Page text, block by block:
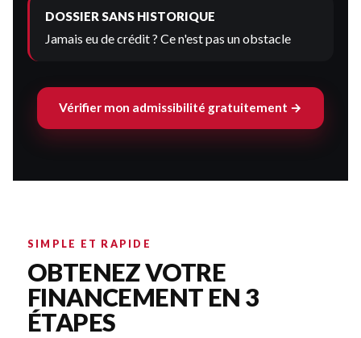
DOSSIER SANS HISTORIQUE
Jamais eu de crédit ? Ce n'est pas un obstacle
Vérifier mon admissibilité gratuitement →
SIMPLE ET RAPIDE
OBTENEZ VOTRE
FINANCEMENT EN 3
ÉTAPES